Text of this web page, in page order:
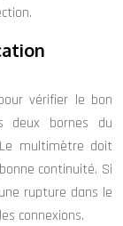
vérifier le bon
deux bornes du
multimètre doit
continuité. Si
rupture dans le
connexions.